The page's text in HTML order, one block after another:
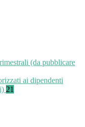
(da pubblicare
ai dipendenti
21